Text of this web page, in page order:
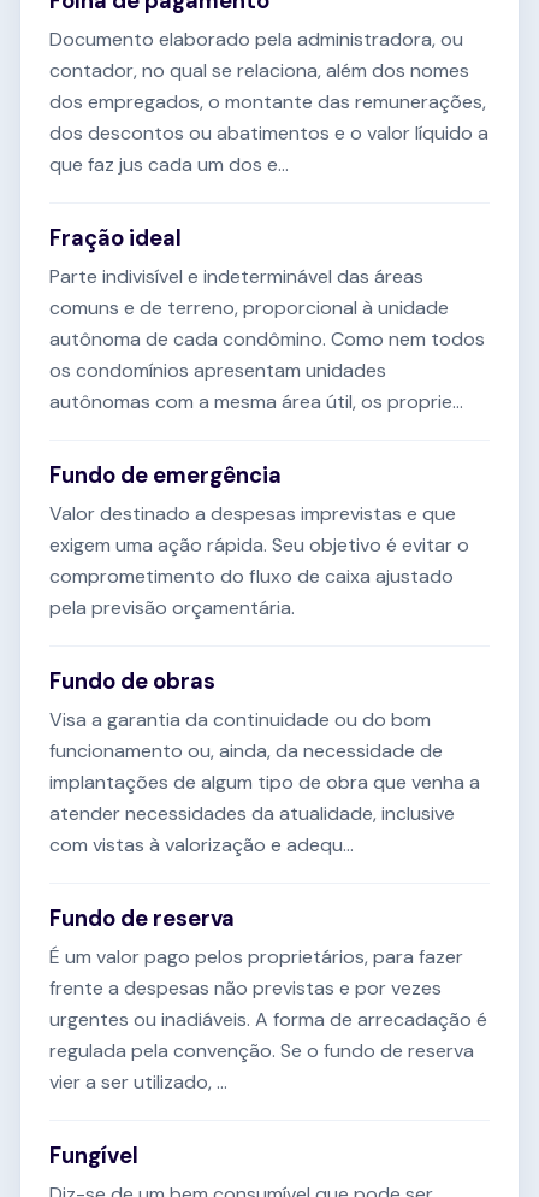
Documento elaborado pela administradora, ou
contador, no qual se relaciona, além dos nomes
dos empregados, o montante das remunerações,
dos descontos ou abatimentos e o valor líquido a
que faz jus cada um dos e...
Fração ideal
Parte indivisível e indeterminável das áreas
comuns e de terreno, proporcional à unidade
autônoma de cada condômino. Como nem todos
os condomínios apresentam unidades
autônomas com a mesma área útil, os proprie...
Fundo de emergência
Valor destinado a despesas imprevistas e que
exigem uma ação rápida. Seu objetivo é evitar o
comprometimento do fluxo de caixa ajustado
pela previsão orçamentária.
Fundo de obras
Visa a garantia da continuidade ou do bom
funcionamento ou, ainda, da necessidade de
implantações de algum tipo de obra que venha a
atender necessidades da atualidade, inclusive
com vistas à valorização e adequ...
Fundo de reserva
É um valor pago pelos proprietários, para fazer
frente a despesas não previstas e por vezes
urgentes ou inadiáveis. A forma de arrecadação é
regulada pela convenção. Se o fundo de reserva
vier a ser utilizado, ...
Fungível